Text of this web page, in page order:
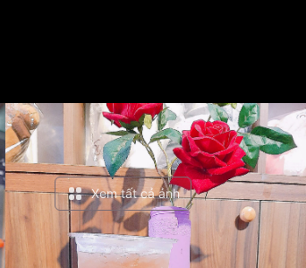
Xem tất cả ảnh